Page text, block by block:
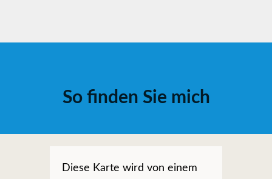
So finden Sie mich
Diese Karte wird von einem